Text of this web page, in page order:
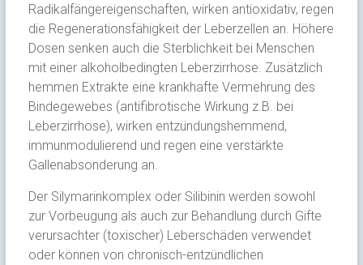
Radikalfängereigenschaften, wirken antioxidativ, regen
die Regenerationsfähigkeit der Leberzellen an. Höhere
Dosen senken auch die Sterblichkeit bei Menschen
mit einer alkoholbedingten Leberzirrhose. Zusätzlich
hemmen Extrakte eine krankhafte Vermehrung des
Bindegewebes (antifibrotische Wirkung z.B. bei
Leberzirrhose), wirken entzündungshemmend,
immunmodulierend und regen eine verstärkte
Gallenabsonderung an.
Der Silymarinkomplex oder Silibinin werden sowohl
zur Vorbeugung als auch zur Behandlung durch Gifte
verursachter (toxischer) Leberschäden verwendet
oder können von chronisch-entzündlichen